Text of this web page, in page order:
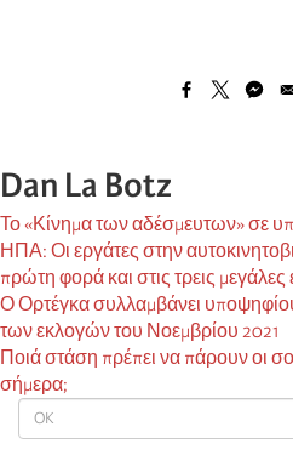
OK
Dan La Botz
Το «Κίνημα των αδέσμευτων» σε
ΗΠΑ: Οι εργάτες στην
πρώτη φορά και στις τρεις μεγάλες
Ο Ορτέγκα συλλαμβάνει
των εκλογών του Νοεμβρίου 2021
Ποιά στάση πρέπει να πάρουν οι
σήμερα;